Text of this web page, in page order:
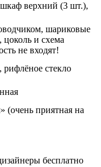
верхний (3 шт.),
шариковые
и схема
не входят!
стекло
(очень приятная на
бесплатно